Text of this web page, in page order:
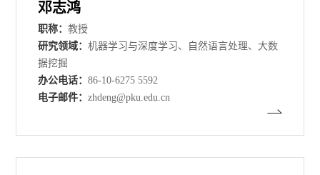
邓志鸿
职称：教授
研究领域：机器学习与深度学习、自然语言处理、大数
据挖掘
办公电话：86-10-6275 5592
电子邮件：zhdeng@pku.edu.cn